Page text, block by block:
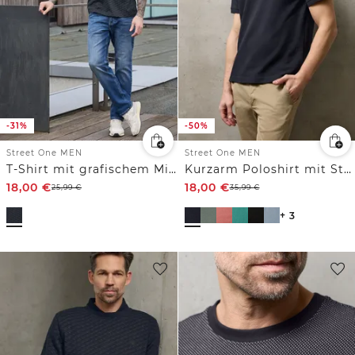
-31%
Street One MEN
T-Shirt mit grafischem Minimal Print
18,00 €25,99€
-50%
Street One MEN
Kurzarm Poloshirt mit Struktur
18,00 €35,99€
+ 3